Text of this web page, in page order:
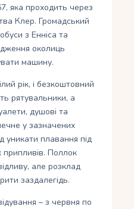
яка проходить через
Клер. Громадський
з Енніса та
околиць
машину.
рік, і безкоштовний
рятувальники, а
душові та
у зазначених
уникати плавання під
Поллок
але розклад
заздалегідь.
– з червня по